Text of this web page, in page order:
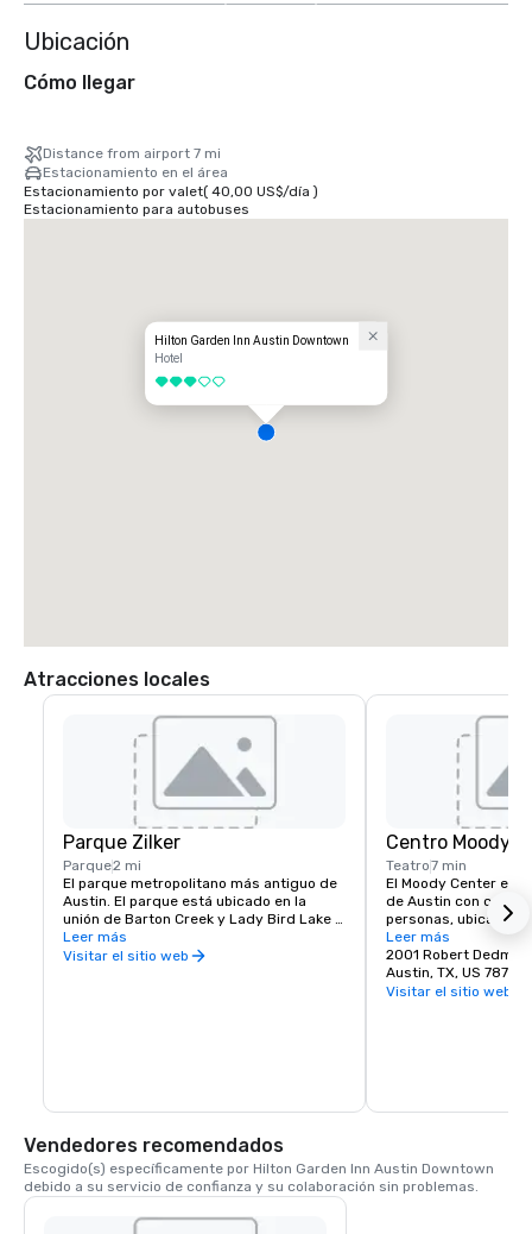
Ubicación
Cómo llegar
Distance from airport 7 mi
Estacionamiento en el área
Estacionamiento por valet( 40,00 US$/día )
Estacionamiento para autobuses
Hilton Garden Inn Austin Downtown
Hotel
3 de 5
Atracciones locales
Parque Zilker
Parque2 mi
El parque metropolitano más antiguo de
Austin. El parque está ubicado en la
unión de Barton Creek y Lady Bird Lake y
comprende más de 350 acres de tierra
de propiedad pública. El parque sirve
jardines de esculturas Umlauf, el centro
caminar y andar en bicicleta Ann and Roy
Butler y el sendero Barton Creek. El
parque alberga eventos a gran escala,
como el Austin City Limits Music Festival,
el Trail of Lights y el ABC Kite Festival.
Leer más
Visitar el sitio web
Centro Moody
Teatro7 min
El Moody Center es
de Austin con
personas, ubicado
Universidad de
2022, este moderno
de 150 eventos al
conciertos,
vivo en Austin.
Leer más
2001 Robert Dedman
Austin, TX, US 78712
Visitar el sitio web
Vendedores recomendados
Escogido(s) específicamente por Hilton Garden Inn Austin Downtown
debido a su servicio de confianza y su colaboración sin problemas.